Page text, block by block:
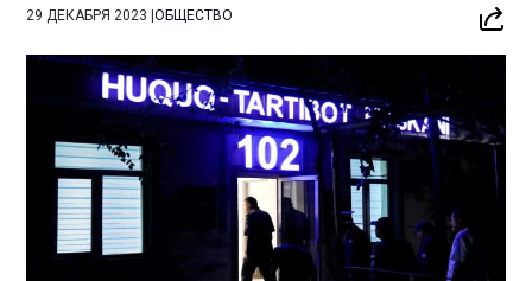
29 ДЕКАБРЯ 2023 |ОБЩЕСТВО